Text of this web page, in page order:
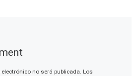
no será publicada. Los